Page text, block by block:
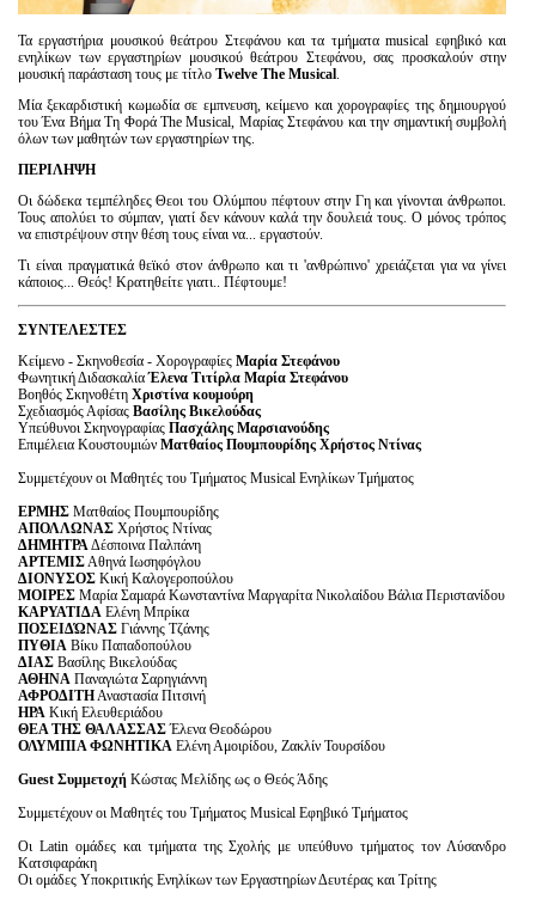
Τα εργαστήρια μουσικού θεάτρου Στεφάνου και τα τμήματα musical εφηβικό και
ενηλίκων των εργαστηρίων μουσικού θεάτρου Στεφάνου, σας προσκαλούν στην
μουσική παράσταση τους με τίτλο Twelve The Musical
Μία ξεκαρδιστική κωμωδία σε εμπνευση, κείμενο και χορογραφίες της δημιουργού
του Ένα Βήμα Τη Φορά The Musical, Μαρίας Στεφάνου και την σημαντική συμβολή
όλων των μαθητών των εργαστηρίων της.
ΠΕΡΙΛΗΨΗ
Οι δώδεκα τεμπέληδες Θεοι του Ολύμπου πέφτουν στην Γη και γίνονται άνθρωποι.
Τους απολύει το σύμπαν, γιατί δεν κάνουν καλά την δουλειά τους. Ο μόνος τρόπος
να επιστρέψουν στην θέση τους είναι να... εργαστούν.
Τι είναι πραγματικά θεϊκό στον άνθρωπο και τι 'ανθρώπινο' χρειάζεται για να γίνει
κάποιος... Θεός! Κρατηθείτε γιατι.. Πέφτουμε!
ΣΥΝΤΕΛΕΣΤΕΣ
Κείμενο - Σκηνοθεσία - Χορογραφίες Μαρία Στεφάνου
Φωνητική ΔιδασκαλίαΈλενα Τιτίρλα Μαρία Στεφάνου
Βοηθός Σκηνοθέτη Χριστίνα κουμούρη
Σχεδιασμός Αφίσας Βασίλης Βικελούδας
Υπεύθυνοι Σκηνογραφίας Πασχάλης Μαρσιανούδης
Επιμέλεια Κουστουμιών Ματθαίος Πουμπουρίδης Χρήστος Ντίνας
Συμμετέχουν οι Μαθητές του Τμήματος Μusical Ενηλίκων Τμήματος
ΕΡΜΗΣ Ματθαίος Πουμπουρίδης
ΑΠΟΛΛΩΝΑΣ Χρήστος Ντίνας
ΔΗΜΗΤΡΑ Δέσποινα Παλπάνη
ΑΡΤΕΜΙΣ Αθηνά Ιωσηφόγλου
ΔΙΟΝΥΣΟΣ Κική Καλογεροπούλου
ΜΟΙΡΕΣ Μαρία Σαμαρά Κωνσταντίνα Μαργαρίτα Νικολαίδου Βάλια Περιστανίδου
ΚΑΡΥΑΤΙΔΑ Ελένη Μπρίκα
ΠΟΣΕΙΔΏΝΑΣ Γιάννης Τζάνης
ΠΥΘΙΑ Βίκυ Παπαδοπούλου
ΔΙΑΣ Βασίλης Βικελούδας
ΑΘΗΝΑ Παναγιώτα Σαρηγιάννη
ΑΦΡΟΔΙΤΗ Αναστασία Πιτσινή
ΗΡΑ Κική Ελευθεριάδου
ΘΕΑ ΤΗΣ ΘΑΛΑΣΣΑΣΈλενα Θεοδώρου
ΟΛΥΜΠΙΑ ΦΩΝΗΤΙΚΑ Ελένη Αμοιρίδου, Ζακλίν Τουρσίδου
Guest Συμμετοχή Κώστας Μελίδης ως ο Θεός Άδης
Συμμετέχουν οι Μαθητές του Τμήματος Μusical Εφηβικό Τμήματος
Oι Latin ομάδες και τμήματα της Σχολής με υπεύθυνο τμήματος τον Λύσανδρο
Κατσιφαράκη
Οι ομάδες Υποκριτικής Ενηλίκων των Εργαστηρίων Δευτέρας και Τρίτης